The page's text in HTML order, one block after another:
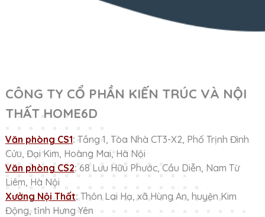
CÔNG TY CỔ PHẦN KIẾN TRÚC VÀ NỘI
THẤT HOME6D
Văn phòng CS1: Tầng 1, Tòa Nhà CT3-X2, Phố Trịnh Đình
Cửu, Đại Kim, Hoàng Mai, Hà Nội
Văn phòng CS2: 68 Lưu Hữu Phước, Cầu Diễn, Nam Từ
Liêm, Hà Nội
Xưởng Nội Thất: Thôn Lai Hạ, xã Hùng An, huyện Kim
Động, tỉnh Hưng Yên